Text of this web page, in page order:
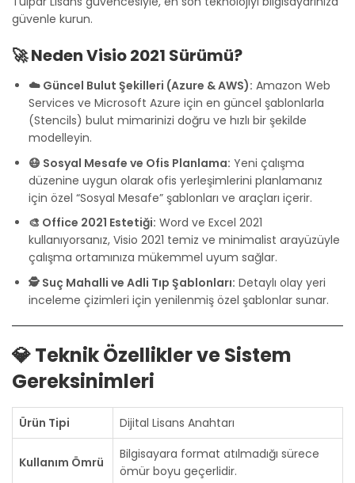
güvenle kurun.
🚀 Neden Visio 2021 Sürümü?
☁️ Güncel Bulut Şekilleri (Azure & AWS): Amazon Web
Services ve Microsoft Azure için en güncel şablonlarla
(Stencils) bulut mimarinizi doğru ve hızlı bir şekilde
modelleyin.
😷 Sosyal Mesafe ve Ofis Planlama: Yeni çalışma
düzenine uygun olarak ofis yerleşimlerini planlamanız
için özel “Sosyal Mesafe” şablonları ve araçları içerir.
🎨 Office 2021 Estetiği: Word ve Excel 2021
kullanıyorsanız, Visio 2021 temiz ve minimalist arayüzüyle
çalışma ortamınıza mükemmel uyum sağlar.
🕵️ Suç Mahalli ve Adli Tıp Şablonları: Detaylı olay yeri
inceleme çizimleri için yenilenmiş özel şablonlar sunar.
💎 Teknik Özellikler ve Sistem
Gereksinimleri
Ürün Tipi Dijital Lisans Anahtarı
Kullanım Ömrü
Bilgisayara format atılmadığı sürece
ömür boyu geçerlidir.